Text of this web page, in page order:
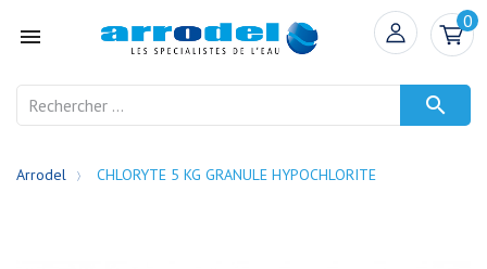

0

Arrodel CHLORYTE 5 KG GRANULE HYPOCHLORITE